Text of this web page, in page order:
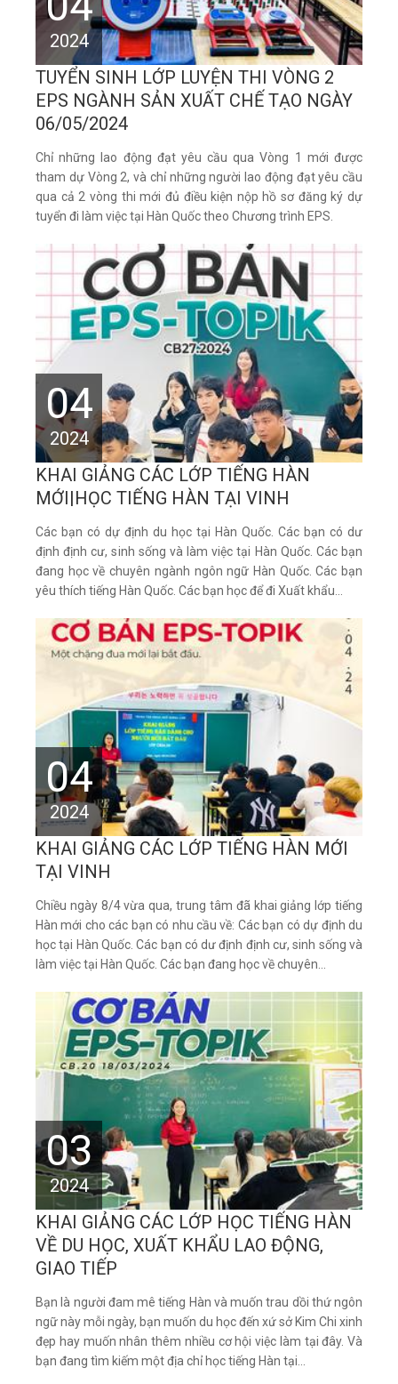
2024
TUYỂN SINH LỚP LUYỆN THI VÒNG 2
EPS NGÀNH SẢN XUẤT CHẾ TẠO NGÀY
06/05/2024
Chỉ những lao động đạt yêu cầu qua Vòng 1 mới được
tham dự Vòng 2, và chỉ những người lao động đạt yêu cầu
qua cả 2 vòng thi mới đủ điều kiện nộp hồ sơ đăng ký dự
tuyển đi làm việc tại Hàn Quốc theo Chương trình EPS.
04
2024
KHAI GIẢNG CÁC LỚP TIẾNG HÀN
MỚI|HỌC TIẾNG HÀN TẠI VINH
Các bạn có dự định du học tại Hàn Quốc. Các bạn có dư
định định cư, sinh sống và làm việc tại Hàn Quốc. Các bạn
đang học về chuyên ngành ngôn ngữ Hàn Quốc. Các bạn
yêu thích tiếng Hàn Quốc. Các bạn học để đi Xuất khẩu...
04
2024
KHAI GIẢNG CÁC LỚP TIẾNG HÀN MỚI
TẠI VINH
Chiều ngày 8/4 vừa qua, trung tâm đã khai giảng lớp tiếng
Hàn mới cho các bạn có nhu cầu về: Các bạn có dự định du
học tại Hàn Quốc. Các bạn có dư định định cư, sinh sống và
làm việc tại Hàn Quốc. Các bạn đang học về chuyên...
03
2024
KHAI GIẢNG CÁC LỚP HỌC TIẾNG HÀN
VỀ DU HỌC, XUẤT KHẨU LAO ĐỘNG,
GIAO TIẾP
Bạn là người đam mê tiếng Hàn và muốn trau dồi thứ ngôn
ngữ này mỗi ngày, bạn muốn du học đến xứ sở Kim Chi xinh
đẹp hay muốn nhân thêm nhiều cơ hội việc làm tại đây. Và
bạn đang tìm kiếm một địa chỉ học tiếng Hàn tại...